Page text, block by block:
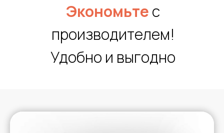
Экономьтес
производителем!
Удобно и выгодно